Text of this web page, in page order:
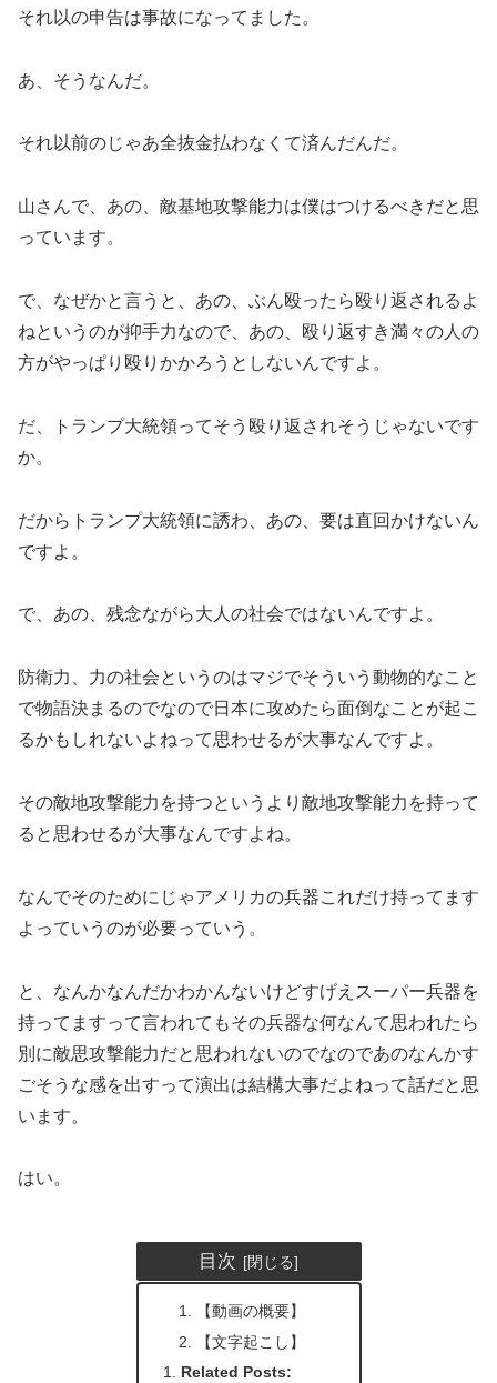
それ以の申告は事故になってました。
あ、そうなんだ。
それ以前のじゃあ全抜金払わなくて済んだんだ。
山さんで、あの、敵基地攻撃能力は僕はつけるべきだと思
っています。
で、なぜかと言うと、あの、ぶん殴ったら殴り返されるよ
ねというのが抑手力なので、あの、殴り返すき満々の人の
方がやっぱり殴りかかろうとしないんですよ。
だ、トランプ大統領ってそう殴り返されそうじゃないです
か。
だからトランプ大統領に誘わ、あの、要は直回かけないん
ですよ。
で、あの、残念ながら大人の社会ではないんですよ。
防衛力、力の社会というのはマジでそういう動物的なこと
で物語決まるのでなので日本に攻めたら面倒なことが起こ
るかもしれないよねって思わせるが大事なんですよ。
その敵地攻撃能力を持つというより敵地攻撃能力を持って
ると思わせるが大事なんですよね。
なんでそのためにじゃアメリカの兵器これだけ持ってます
よっていうのが必要っていう。
と、なんかなんだかわかんないけどすげえスーパー兵器を
持ってますって言われてもその兵器な何なんて思われたら
別に敵思攻撃能力だと思われないのでなのであのなんかす
ごそうな感を出すって演出は結構大事だよねって話だと思
います。
はい。
目次
【動画の概要】
【文字起こし】
Related Posts: